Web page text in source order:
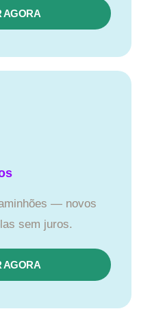
AGORA​
— novos
sem juros.
AGORA